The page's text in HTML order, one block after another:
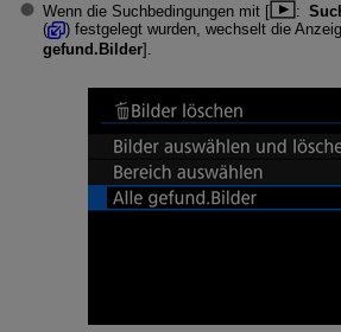
Wenn die Suchbedingungen mit [
:
(
) festgelegt wurden, wechselt die
gefund.Bilder].